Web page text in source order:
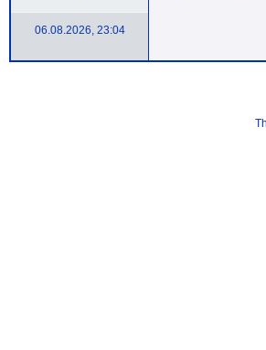
06.08.2026, 23:04